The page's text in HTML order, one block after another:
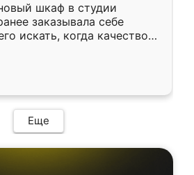
шкаф в студии
заказывала себе
искать, когда качеством
Служит кухня уже почти
нет.
Еще